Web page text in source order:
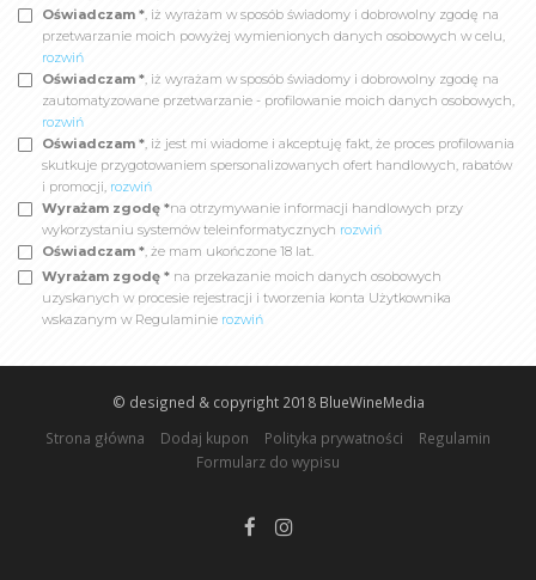
Oświadczam *, iż wyrażam w sposób świadomy i dobrowolny zgodę na
przetwarzanie moich powyżej wymienionych danych osobowych w celu,
rozwiń
Oświadczam *, iż wyrażam w sposób świadomy i dobrowolny zgodę na
zautomatyzowane przetwarzanie - profilowanie moich danych osobowych,
rozwiń
Oświadczam *, iż jest mi wiadome i akceptuję fakt, że proces profilowania
skutkuje przygotowaniem spersonalizowanych ofert handlowych, rabatów
i promocji, rozwiń
Wyrażam zgodę *na otrzymywanie informacji handlowych przy
wykorzystaniu systemów teleinformatycznych rozwiń
Oświadczam *, że mam ukończone 18 lat.
Wyrażam zgodę * na przekazanie moich danych osobowych
uzyskanych w procesie rejestracji i tworzenia konta Użytkownika
wskazanym w Regulaminie rozwiń
© designed & copyright 2018 BlueWineMedia
Strona główna
Dodaj kupon Polityka prywatności
Regulamin
Formularz do wypisu